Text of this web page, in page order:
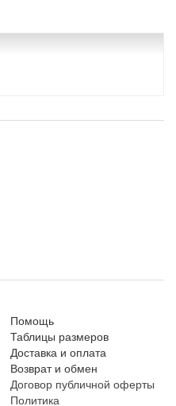
Помощь
Таблицы размеров
Доставка и оплата
Возврат и обмен
Договор публичной оферты
Политика